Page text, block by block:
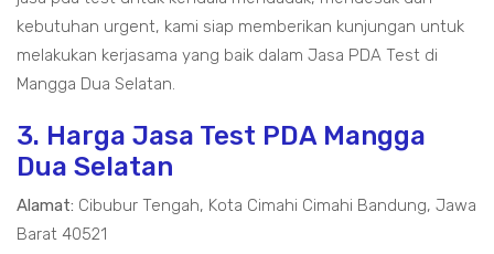
kebutuhan urgent, kami siap memberikan kunjungan untuk
melakukan kerjasama yang baik dalam Jasa PDA Test di
Mangga Dua Selatan.
3. Harga Jasa Test PDA Mangga
Dua Selatan
Alamat: Cibubur Tengah, Kota Cimahi Cimahi Bandung, Jawa
Barat 40521